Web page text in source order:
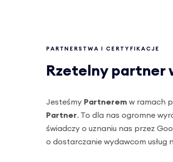
PARTNERSTWA I CERTYFIKACJE
Rzetelny partner
Jesteśmy Partnerem w ramach
Partner. To dla nas ogromne
świadczy o uznaniu nas przez
o dostarczanie wydawcom usług